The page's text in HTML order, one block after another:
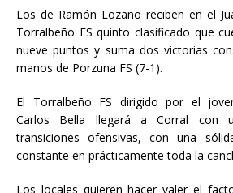
Los de Ramón Lozano reciben en el
Torralbeño FS quinto clasificado que
nueve puntos y suma dos victorias
manos de Porzuna FS (7-1).
El Torralbeño FS dirigido por el
Carlos Bella llegará a Corral con
transiciones ofensivas, con una
constante en prácticamente toda la
Los locales quieren hacer valer el